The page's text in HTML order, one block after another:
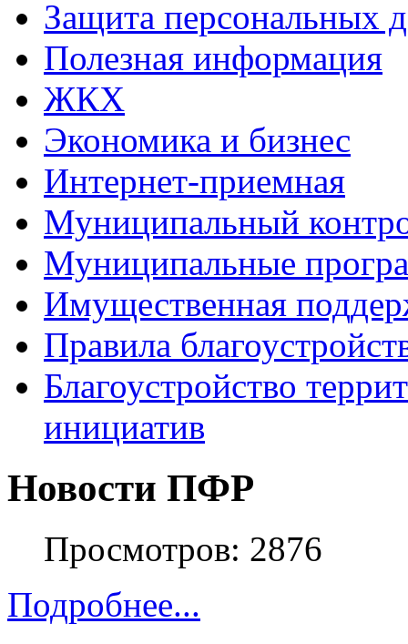
Защита персональных
Полезная информация
ЖКХ
Экономика и бизнес
Интернет-приемная
Муниципальный
Муниципальные
Имущественная
Правила
Благоустройство
инициатив
Новости ПФР
Просмотров: 2876
Подробнее...